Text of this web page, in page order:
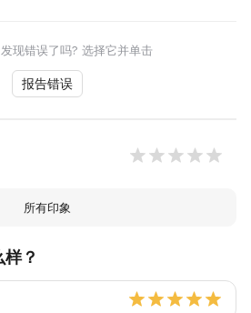
现错误了吗? 选择它并单击
报告错误
所有印象
？